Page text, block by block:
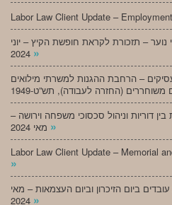
Labor Law Client Update –
– תזכורת לקראת חופשת הקיץ – יוני
»
– הרחבת ההגנות למשרתי מילואים
דוריות וניהול סכסוכי משפחה וירושה –
»
Labor Law Client Update – Memorial
»
ביום הזיכרון וביום העצמאות – מאי
»